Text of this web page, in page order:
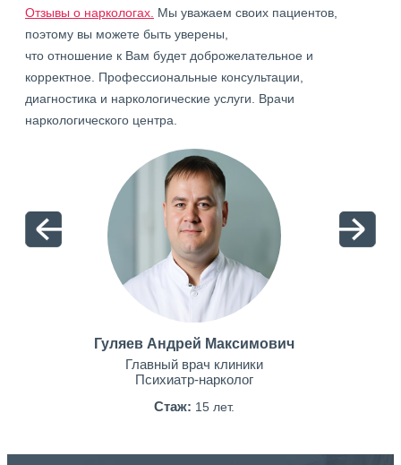
Отзывы о наркологах. Мы уважаем своих пациентов,
поэтому вы можете быть уверены,
что отношение к Вам будет доброжелательное и
корректное. Профессиональные консультации,
диагностика и наркологические услуги. Врачи
наркологического центра.
Гуляев Андрей Максимович
Главный врач клиники
Психиатр-нарколог
Стаж: 15 лет.